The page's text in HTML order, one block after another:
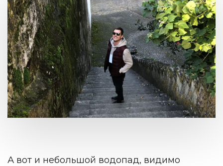
А вот и небольшой водопад, видимо